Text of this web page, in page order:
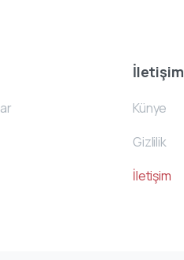
İletişim
Künye
Gizlilik
İletişim